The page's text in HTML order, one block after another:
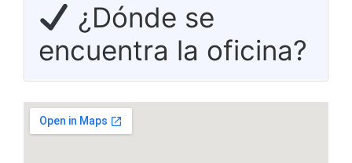
¿Dónde se
encuentra la oficina?